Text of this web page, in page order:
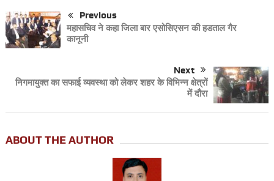
Previous
महासचिव ने कहा जिला बार एसोसिएसन की हडताल गैर
कानूनी
Next
निगमायुक्त का सफाई व्यवस्था को लेकर शहर के विभिन्न क्षेत्रों
में दौरा
ABOUT THE AUTHOR